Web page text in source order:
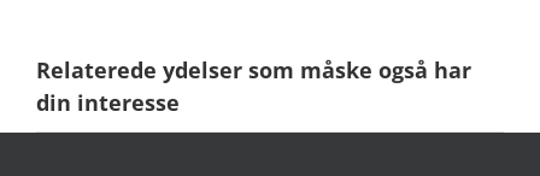
Relaterede ydelser som måske også har
din interesse